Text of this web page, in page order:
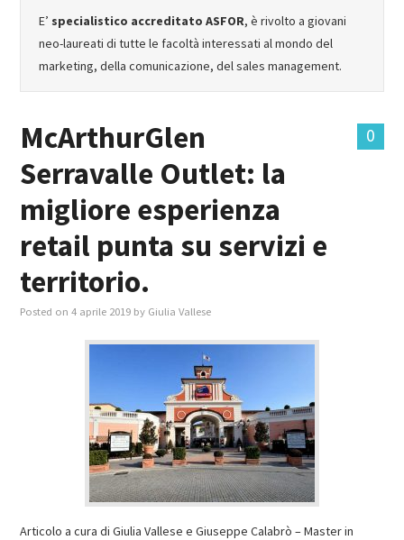
E’ specialistico accreditato ASFOR, è rivolto a giovani
neo-laureati di tutte le facoltà interessati al mondo del
marketing, della comunicazione, del sales management.
0
McArthurGlen
Serravalle Outlet: la
migliore esperienza
retail punta su servizi e
territorio.
Posted on4 aprile 2019 by Giulia Vallese
Articolo a cura di Giulia Vallese e Giuseppe Calabrò – Master in